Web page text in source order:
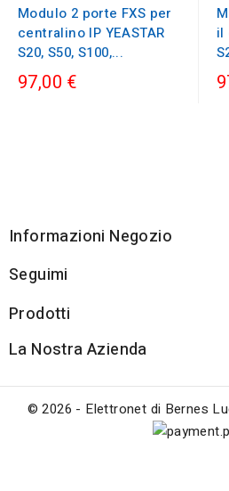
Modulo 2 porte FXS per
centralino IP YEASTAR
S20, S50, S100,...
97,00 €
il
Informazioni Negozio
Seguimi
Prodotti
La Nostra Azienda
© 2026 - Elettronet di Bernes